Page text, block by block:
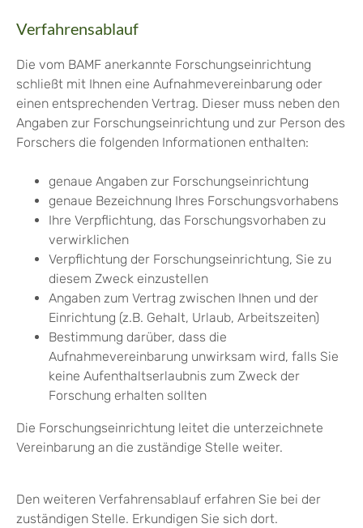
Verfahrensablauf
Die vom BAMF anerkannte Forschungseinrichtung
schließt mit Ihnen eine Aufnahmevereinbarung oder
einen entsprechenden Vertrag. Dieser muss neben den
Angaben zur Forschungseinrichtung und zur Person des
Forschers die folgenden Informationen enthalten:
genaue Angaben zur Forschungseinrichtung
genaue Bezeichnung Ihres Forschungsvorhabens
Ihre Verpflichtung, das Forschungsvorhaben zu
verwirklichen
Verpflichtung der Forschungseinrichtung, Sie zu
diesem Zweck einzustellen
Angaben zum Vertrag zwischen Ihnen und der
Einrichtung (z.B. Gehalt, Urlaub, Arbeitszeiten)
Bestimmung darüber, dass die
Aufnahmevereinbarung unwirksam wird, falls Sie
keine Aufenthaltserlaubnis zum Zweck der
Forschung erhalten sollten
Die Forschungseinrichtung leitet die unterzeichnete
Vereinbarung an die zuständige Stelle weiter.
Den weiteren Verfahrensablauf erfahren Sie bei der
zuständigen Stelle. Erkundigen Sie sich dort.